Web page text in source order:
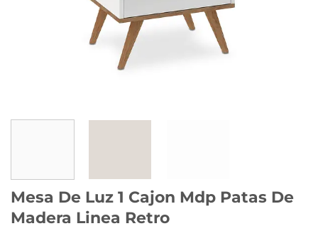
Mesa De Luz 1 Cajon Mdp Patas De
Madera Linea Retro